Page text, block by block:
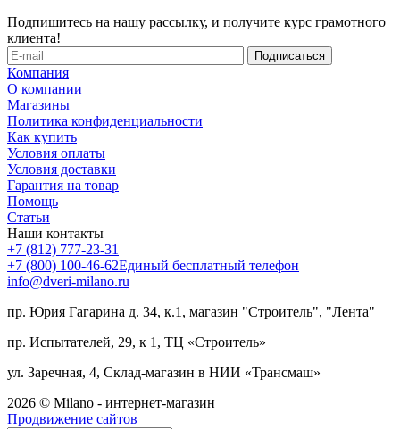
Подпишитесь на нашу рассылку, и получите курс грамотного
клиента!
Компания
О компании
Магазины
Политика конфиденциальности
Как купить
Условия оплаты
Условия доставки
Гарантия на товар
Помощь
Статьи
Наши контакты
+7 (812) 777-23-31
+7 (800) 100-46-62Единый бесплатный телефон
info@dveri-milano.ru
пр. Юрия Гагарина д. 34, к.1, магазин "Строитель", "Лента"
пр. Испытателей, 29, к 1, ТЦ «Строитель»
ул. Заречная, 4, Склад-магазин в НИИ «Трансмаш»
2026 © Milano - интернет-магазин
Продвижение сайтов